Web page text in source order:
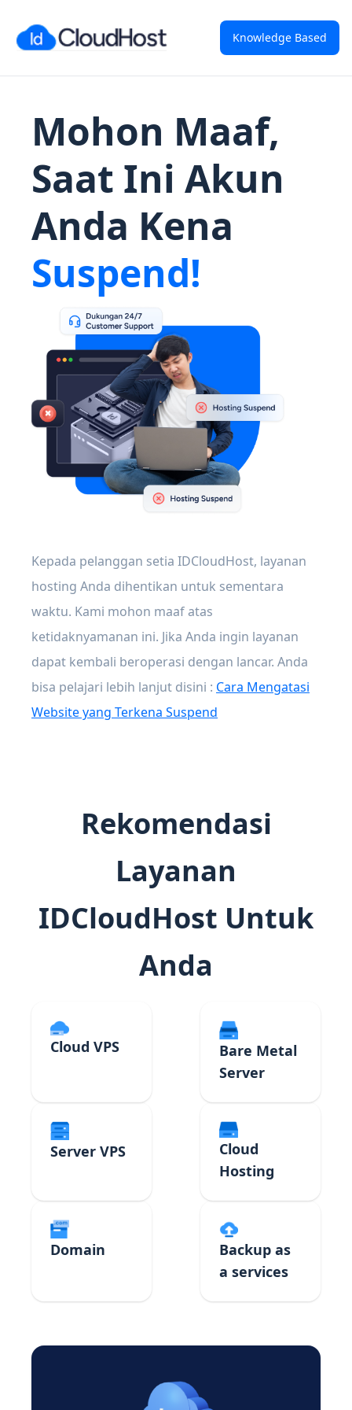
Knowledge Based
Mohon Maaf,
Saat Ini Akun
Anda Kena
Suspend!
Kepada pelanggan setia IDCloudHost, layanan
hosting Anda dihentikan untuk sementara
waktu. Kami mohon maaf atas
ketidaknyamanan ini. Jika Anda ingin layanan
dapat kembali beroperasi dengan lancar. Anda
bisa pelajari lebih lanjut disini : Cara Mengatasi
Website yang Terkena Suspend
Rekomendasi
Layanan
IDCloudHost Untuk
Anda
Cloud VPS
Bare Metal
Server
Server VPS
Cloud
Hosting
Domain
Backup as
a services